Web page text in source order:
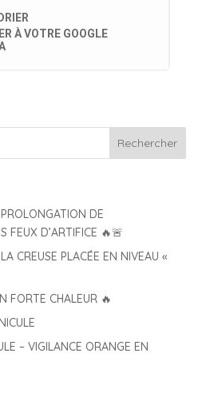
À VOTRE GOOGLE
DE
FEUX D’ARTIFICE 🔥🚨
CREUSE PLACÉE EN NIVEAU «
FORTE CHALEUR 🔥
– VIGILANCE ORANGE EN